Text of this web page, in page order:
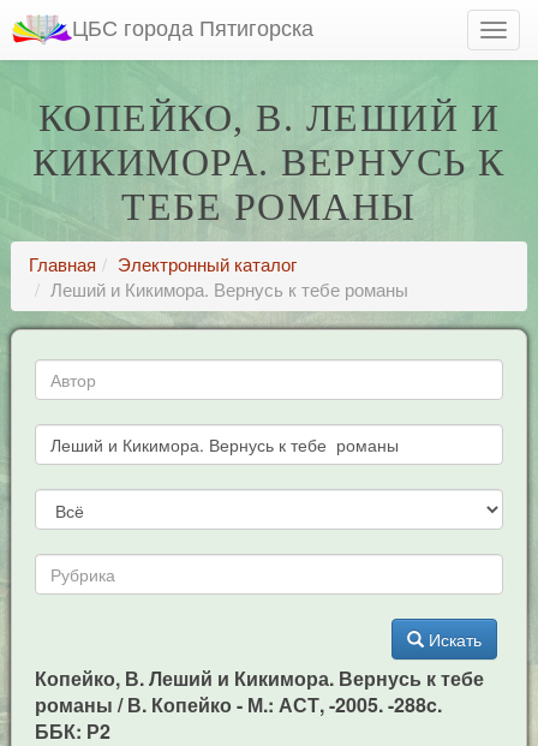
ЦБС города Пятигорска
КОПЕЙКО, В. ЛЕШИЙ И
КИКИМОРА. ВЕРНУСЬ К
ТЕБЕ РОМАНЫ
Главная
Электронный каталог
Леший и Кикимора. Вернусь к тебе романы
Искать
Копейко, В. Леший и Кикимора. Вернусь к тебе
романы / В. Копейко - М.: АСТ, -2005. -288c.
ББК: Р2